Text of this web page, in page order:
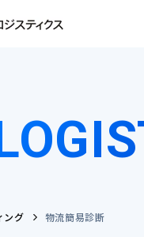
ング 物流簡易診断